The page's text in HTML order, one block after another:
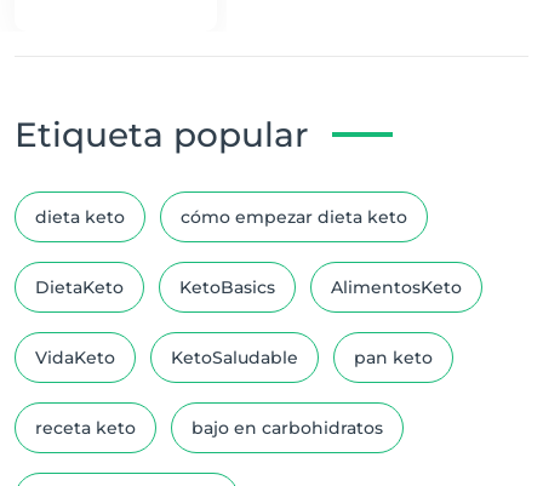
Etiqueta popular
dieta keto cómo empezar dieta keto
DietaKeto KetoBasics AlimentosKeto
VidaKeto KetoSaludable pan keto
receta keto bajo en carbohidratos